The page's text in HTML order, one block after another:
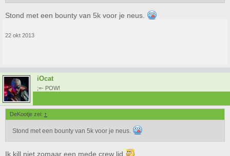
Stond met een bounty van 5k voor je neus.
22 okt 2013
iOcat
;=- POW!
DeKootje zei: ↑
Stond met een bounty van 5k voor je neus.
Ik kill niet zomaar een mede crew lid